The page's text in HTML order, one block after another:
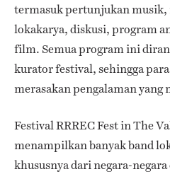
termasuk pertunjukan musik,
lokakarya, diskusi, program
film. Semua program ini
kurator festival, sehingga
merasakan pengalaman yang
Festival RRREC Fest in The
menampilkan banyak band
khususnya dari negara-